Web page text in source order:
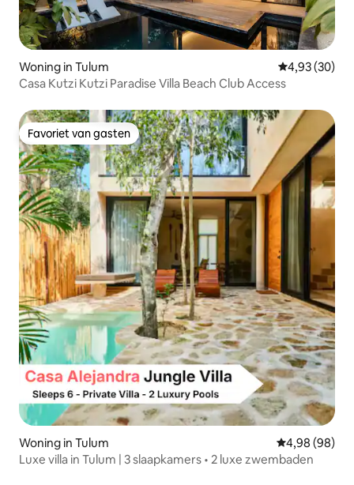
Woning in Tulum Gemiddelde
4,93 (30)
Casa Kutzi Kutzi Paradise Villa Beach Club Access
Favoriet van gasten
Favoriet van gasten
Woning in Tulum Gemiddelde
4,98 (98)
Luxe villa in Tulum | 3 slaapkamers • 2 luxe zwembaden